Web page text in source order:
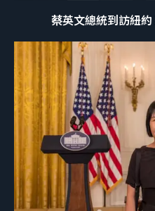
蔡英文總統到訪紐